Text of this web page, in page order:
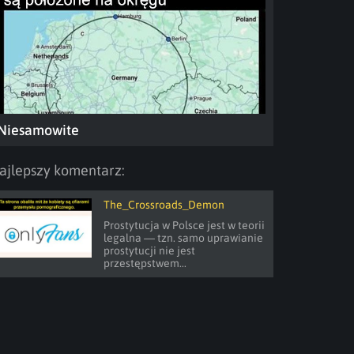
komentarz:
The_Crossroads_Demon
Prostytucja w Polsce jest w teorii
legalna — tzn. samo uprawianie
prostytucji nie jest
przestępstwem...